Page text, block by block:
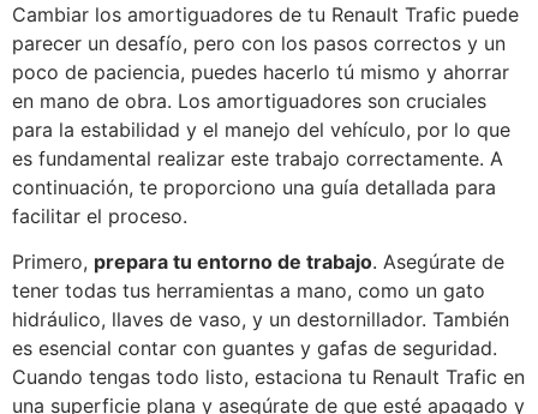
Cambiar los amortiguadores de tu Renault Trafic puede
parecer un desafío, pero con los pasos correctos y un
poco de paciencia, puedes hacerlo tú mismo y ahorrar
en mano de obra. Los amortiguadores son cruciales
para la estabilidad y el manejo del vehículo, por lo que
es fundamental realizar este trabajo correctamente. A
continuación, te proporciono una guía detallada para
facilitar el proceso.
Primero, prepara tu entorno de trabajo. Asegúrate de
tener todas tus herramientas a mano, como un gato
hidráulico, llaves de vaso, y un destornillador. También
es esencial contar con guantes y gafas de seguridad.
Cuando tengas todo listo, estaciona tu Renault Trafic en
una superficie plana y asegúrate de que esté apagado y